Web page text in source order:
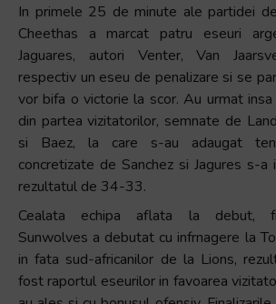
In primele 25 de minute ale partidei
Cheethas a marcat patru eseuri
Jaguares, autori Venter, Van
respectiv un eseu de penalizare si se
vor bifa o victorie la scor. Au urmat
din partea vizitatorilor, semnate de
si Baez, la care s-au adaugat
concretizate de Sanchez si Jagures s-a
rezultatul de 34-33.
Cealata echipa aflata la debut,
Sunwolves a debutat cu infrnagere la
in fata sud-africanilor de la Lions,
fost raportul eseurilor in favoarea